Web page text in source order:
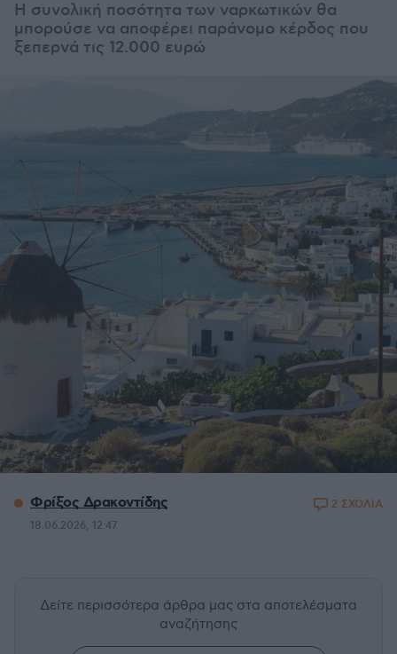
Η συνολική ποσότητα των ναρκωτικών θα
μπορούσε να αποφέρει παράνομο κέρδος που
ξεπερνά τις 12.000 ευρώ
Φρίξος Δρακοντίδης
18.06.2026, 12:47
2 ΣΧΟΛΙΑ
Δείτε περισσότερα άρθρα μας στα αποτελέσματα
αναζήτησης